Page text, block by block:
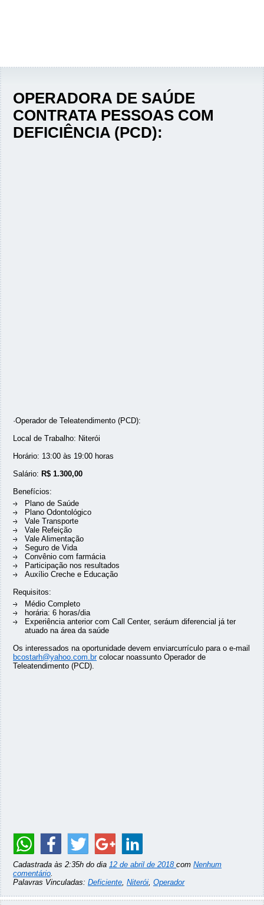
OPERADORA DE SAÚDE
CONTRATA PESSOAS COM
DEFICIÊNCIA (PCD):
·Operador de Teleatendimento (PCD):
Local de Trabalho: Niterói
Horário: 13:00 às 19:00 horas
Salário: R$ 1.300,00
Benefícios:
Plano de Saúde
Plano Odontológico
Vale Transporte
Vale Refeição
Vale Alimentação
Seguro de Vida
Convênio com farmácia
Participação nos resultados
Auxílio Creche e Educação
Requisitos:
Médio Completo
horária: 6 horas/dia
Experiência anterior com Call Center, seráum diferencial já ter
atuado na área da saúde
Os interessados na oportunidade devem enviarcurrículo para o e-mail
bcostarh@yahoo.com.brcolocar noassunto Operador de
Teleatendimento (PCD).
Cadastrada às 2:35h do dia 12 de abril de 2018 com Nenhum
comentário.
Palavras Vinculadas: Deficiente, Niterói, Operador